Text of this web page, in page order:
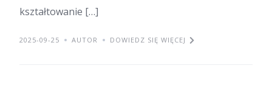
kształtowanie […]
2025-09-25 AUTOR DOWIEDZ SIĘ WIĘCEJ